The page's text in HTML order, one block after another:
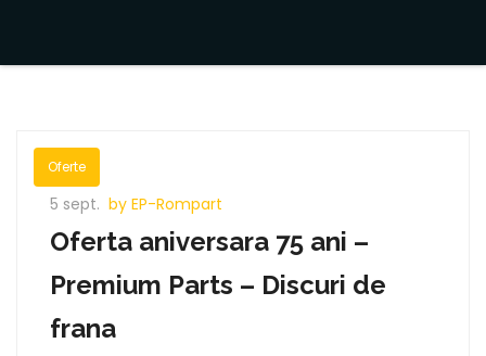
Oferte
5 sept. by EP-Rompart
Oferta aniversara 75 ani –
Premium Parts – Discuri de
frana